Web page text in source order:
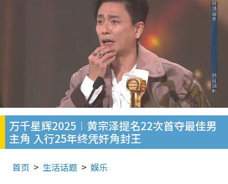
万千星辉2025︱黄宗泽提名22次首夺最佳男
主角 入行25年终凭奸角封王
首页 生活话题 娱乐